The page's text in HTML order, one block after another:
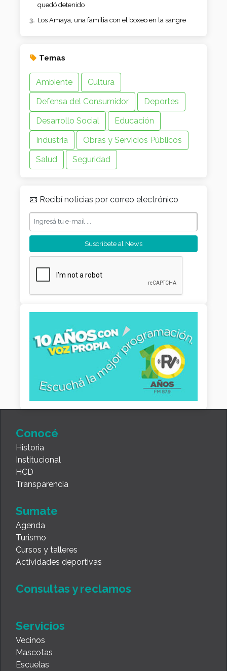
quedó detenido
Los Amaya, una familia con el boxeo en la sangre
Temas
Ambiente
Cultura
Defensa del Consumidor
Deportes
Desarrollo Social
Educación
Industria
Obras y Servicios Públicos
Salud
Seguridad
📧 Recibí noticias por correo electrónico
Conocé
Historia
Institucional
HCD
Transparencia
Sumate
Agenda
Turismo
Cursos y talleres
Actividades deportivas
Consultas y reclamos
Servicios
Vecinos
Mascotas
Escuelas